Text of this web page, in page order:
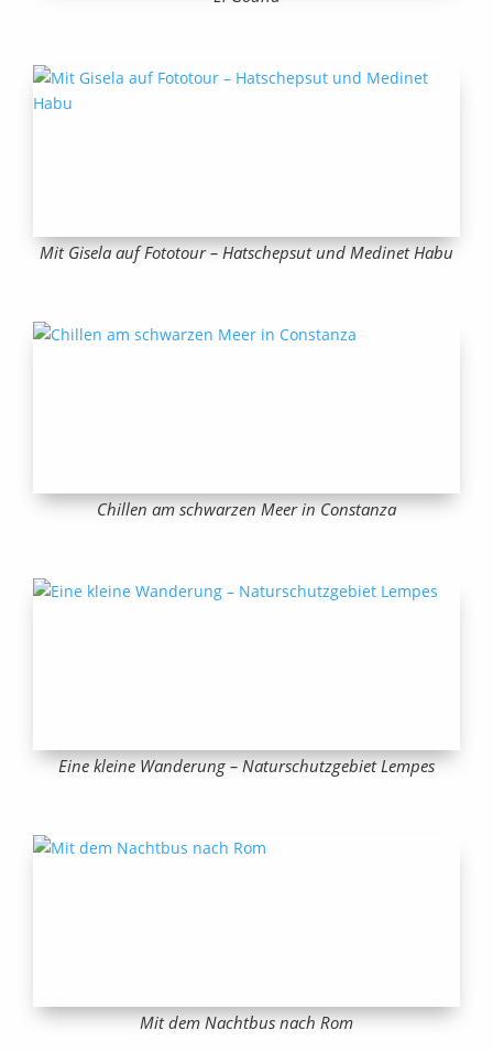
Mit Gisela auf Fototour – Hatschepsut und Medinet Habu
Chillen am schwarzen Meer in Constanza
Eine kleine Wanderung – Naturschutzgebiet Lempes
Mit dem Nachtbus nach Rom